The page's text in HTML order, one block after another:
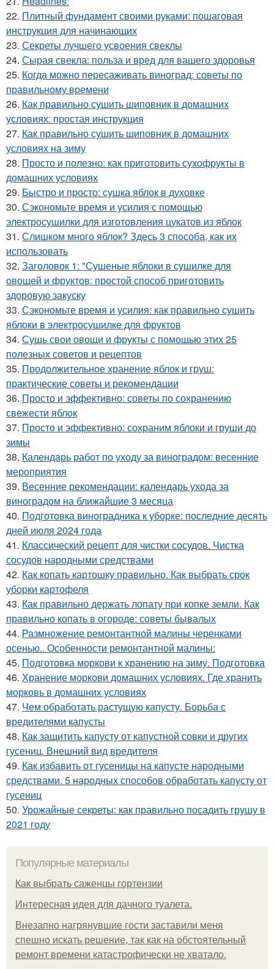
22. Плитный фундамент своими руками: пошаговая
инструкция для начинающих
23. Секреты лучшего усвоения свеклы
24. Сырая свекла: польза и вред для вашего здоровья
25. Когда можно пересаживать виноград: советы по
правильному времени
26. Как правильно сушить шиповник в домашних
условиях: простая инструкция
27. Как правильно сушить шиповник в домашних
условиях на зиму
28. Просто и полезно: как приготовить сухофрукты в
домашних условиях
29. Быстро и просто: сушка яблок в духовке
30. Сэкономьте время и усилия с помощью
электросушилки для изготовления цукатов из яблок
31. Слишком много яблок? Здесь 3 способа, как их
использовать
32. Заголовок 1: "Сушеные яблоки в сушилке для
овощей и фруктов: простой способ приготовить
здоровую закуску
33. Сэкономьте время и усилия: как правильно сушить
яблоки в электросушилке для фруктов
34. Сушь свои овощи и фрукты с помощью этих 25
полезных советов и рецептов
35. Продолжительное хранение яблок и груш:
практические советы и рекомендации
36. Просто и эффективно: советы по сохранению
свежести яблок
37. Просто и эффективно: сохраним яблоки и груши до
зимы
38. Календарь работ по уходу за виноградом: весенние
мероприятия
39. Весенние рекомендации: календарь ухода за
виноградом на ближайшие 3 месяца
40. Подготовка виноградника к уборке: последние десять
дней июля 2024 года
41. Классический рецепт для чистки сосудов. Чистка
сосудов народными средствами
42. Как копать картошку правильно. Как выбрать срок
уборки картофеля
43. Как правильно держать лопату при копке земли. Как
правильно копать в огороде: советы бывалых
44. Размножение ремонтантной малины черенками
осенью.. Особенности ремонтантной малины:
45. Подготовка моркови к хранению на зиму. Подготовка
46. Хранение моркови домашних условиях. Где хранить
морковь в домашних условиях
47. Чем обработать растущую капусту. Борьба с
вредителями капусты
48. Как защитить капусту от капустной совки и других
гусениц. Внешний вид вредителя
49. Как избавить от гусеницы на капусте народными
средствами. 5 народных способов обработать капусту от
гусениц
50. Урожайные секреты: как правильно посадить грушу в
2021 году
Популярные материалы
Как выбрать саженцы гортензии
Интересная идея для дачного туалета.
Внезапно нагрянувшие гости заставили меня
спешно искать решение, так как на обстоятельный
ремонт времени катастрофически не хватало.